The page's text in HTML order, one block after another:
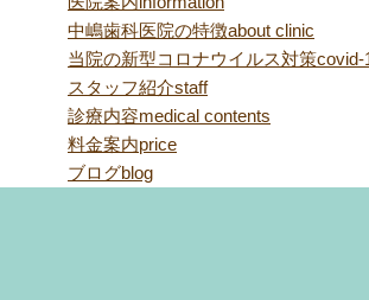
中嶋歯科医院の特徴about clinic
当院の新型コロナウイルス対策covid-
スタッフ紹介staff
診療内容medical contents
料金案内price
ブログblog